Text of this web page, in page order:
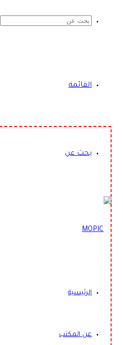
القائمة
بحث عن
الرئيسية
عن المكتب